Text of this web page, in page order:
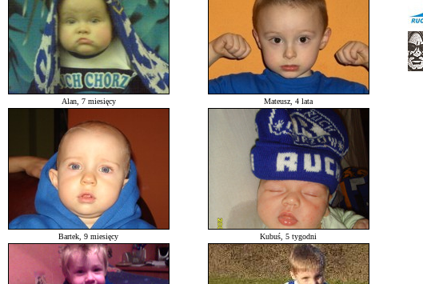
Alan, 7 miesięcy Mateusz, 4 lata
Bartek, 9 miesięcy Kubuś, 5 tygodni